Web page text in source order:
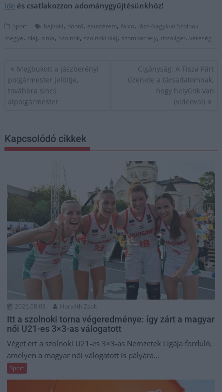
ide és csatlakozzon adománygyűjtésünkhöz!
Sport bajnoki, döntő, ezüstérem, falco, Jász-Nagykun Szolnok
megye, olaj, sima, Szolnok, szolnoki olaj, szombathely, tiszaliget,vereség
Bejegyzés
navigáció
Megbukott a jászberényi
polgármester jelöltje,
továbbra sincs
alpolgármester
Cigányság: A Tisza Párt
üzenete a társadalomnak,
hogy helyünk van
(videóval)
Kapcsolódó cikkek
2026.08.03. Horváth Zsolt
Itt a szolnoki torna végeredménye: így zárt a magyar
női U21-es 3×3-as válogatott
Véget ért a szolnoki U21-es 3×3-as Nemzetek Ligája forduló,
amelyen a magyar női válogatott is pályára...
Sport